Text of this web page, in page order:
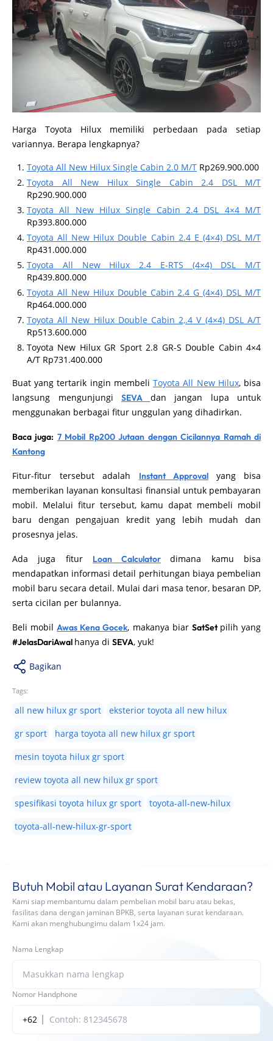
Harga Toyota Hilux memiliki perbedaan pada setiap
variannya. Berapa lengkapnya?
Toyota All New Hilux Single Cabin 2.0 M/T Rp269.900.000
Toyota All New Hilux Single Cabin 2.4 DSL M/T
Rp290.900.000
Toyota All New Hilux Single Cabin 2.4 DSL 4×4 M/T
Rp393.800.000
Toyota All New Hilux Double Cabin 2.4 E (4×4) DSL M/T
Rp431.000.000
Toyota All New Hilux 2.4 E-RTS (4×4) DSL M/T
Rp439.800.000
Toyota All New Hilux Double Cabin 2.4 G (4×4) DSL M/T
Rp464.000.000
Toyota All New Hilux Double Cabin 2,.4 V (4×4) DSL A/T
Rp513.600.000
Toyota New Hilux GR Sport 2.8 GR-S Double Cabin 4×4
A/T Rp731.400.000
Buat yang tertarik ingin membeliToyota All New Hilux, bisa
langsung mengunjungi SEVA dan jangan lupa untuk
menggunakan berbagai fitur unggulan yang dihadirkan.
Baca juga: 7 Mobil Rp200 Jutaan dengan Cicilannya Ramah di
Kantong
Fitur-fitur tersebut adalah Instant Approval
yang bisa
memberikan layanan konsultasi finansial untuk pembayaran
mobil. Melalui fitur tersebut, kamu dapat membeli mobil
baru dengan pengajuan kredit yang lebih mudah dan
prosesnya jelas.
Ada juga fitur Loan Calculator
dimana kamu bisa
mendapatkan informasi detail perhitungan biaya pembelian
mobil baru secara detail. Mulai dari masa tenor, besaran DP,
serta cicilan per bulannya.
Beli mobilAwas Kena Gocek, makanya biar SatSet pilih yang
#JelasDariAwal hanya di SEVA, yuk!
Bagikan
Tags:
all new hilux gr sport
eksterior toyota all new hilux
gr sport
harga toyota all new hilux gr sport
mesin toyota hilux gr sport
review toyota all new hilux gr sport
spesifikasi toyota hilux gr sport
toyota-all-new-hilux
toyota-all-new-hilux-gr-sport
Butuh Mobil atau Layanan Surat Kendaraan?
Kami siap membantumu dalam pembelian mobil baru atau bekas,
fasilitas dana dengan jaminan BPKB, serta layanan surat kendaraan.
Kami akan menghubungimu dalam 1x24 jam.
Nama Lengkap
Nomor Handphone
+62